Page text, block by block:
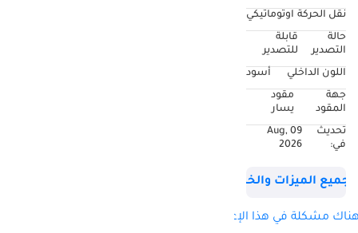
نقل الحركة اوتوماتيكي
حالة
التصدير
قابلة
للتصدير
اللون الداخلي
أسود
جهة
المقود
مقود
يسار
تحديث
في:
09 Aug,
2026
جميع الميزات والخصائص
مشكلة في هذا الإعلان؟